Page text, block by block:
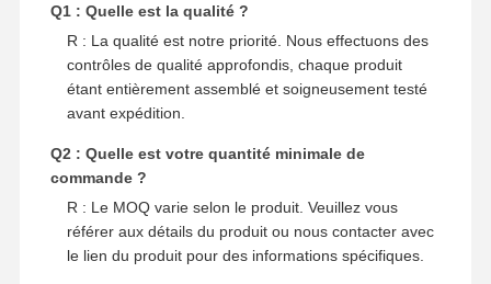
Q1 : Quelle est la qualité ?
R : La qualité est notre priorité. Nous effectuons des
contrôles de qualité approfondis, chaque produit
étant entièrement assemblé et soigneusement testé
avant expédition.
Q2 : Quelle est votre quantité minimale de
commande ?
R : Le MOQ varie selon le produit. Veuillez vous
référer aux détails du produit ou nous contacter avec
le lien du produit pour des informations spécifiques.